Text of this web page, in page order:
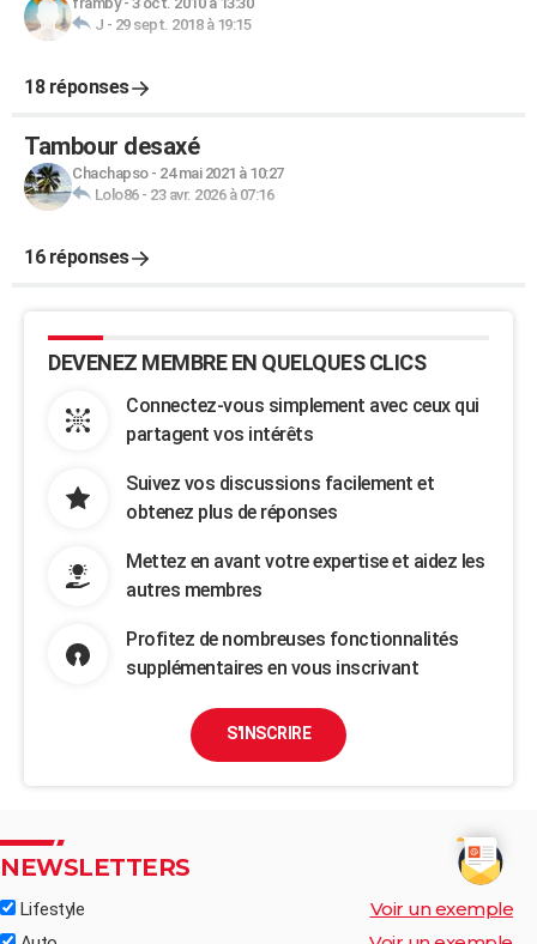
J - 29 sept. 2018 à 19:15
18 réponses
Tambour desaxé
Chachapso- 24 mai 2021 à 10:27
Lolo86- 23 avr. 2026 à 07:16
16 réponses
DEVENEZ MEMBRE EN QUELQUES CLICS
Connectez-vous simplement avec ceux qui
partagent vos intérêts
Suivez vos discussions facilement et
obtenez plus de réponses
Mettez en avant votre expertise et aidez les
autres membres
Profitez de nombreuses fonctionnalités
supplémentaires en vous inscrivant
S'INSCRIRE
NEWSLETTERS
Lifestyle Voir un exemple